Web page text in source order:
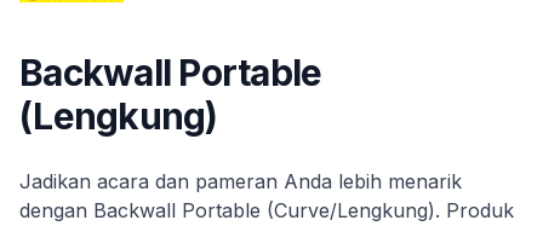
Backwall Portable
(Lengkung)
Jadikan acara dan pameran Anda lebih menarik
dengan Backwall Portable (Curve/Lengkung). Produk